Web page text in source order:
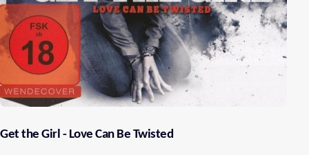
Get the Girl - Love Can Be Twisted